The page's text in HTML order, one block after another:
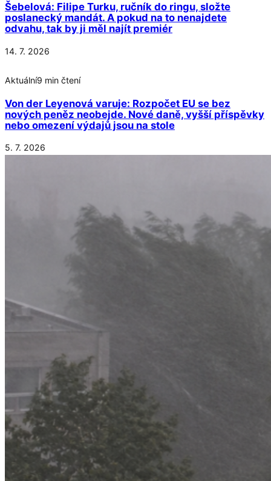
Šebelová: Filipe Turku, ručník do ringu, složte
poslanecký mandát. A pokud na to nenajdete
odvahu, tak by ji měl najít premiér
14. 7. 2026
Aktuální9 min čtení
Von der Leyenová varuje: Rozpočet EU se bez
nových peněz neobejde. Nové daně, vyšší příspěvky
nebo omezení výdajů jsou na stole
5. 7. 2026